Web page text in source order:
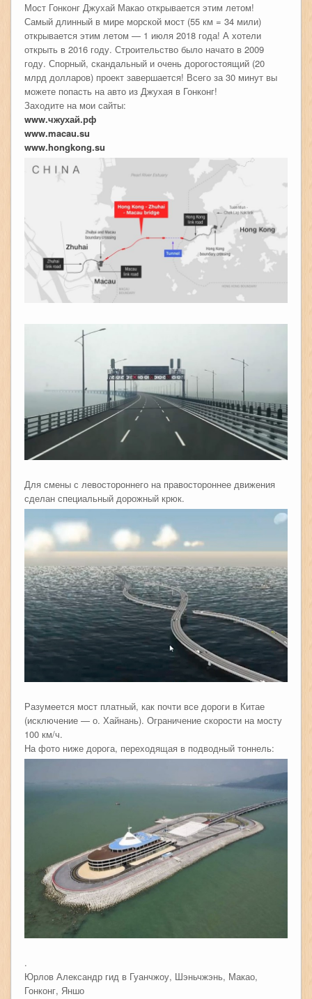
Мост Гонконг Джухай Макао открывается этим летом!
Самый длинный в мире морской мост (55 км = 34 мили)
открывается этим летом — 1 июля 2018 года! А хотели
открыть в 2016 году. Строительство было начато в 2009
году. Спорный, скандальный и очень дорогостоящий (20
млрд долларов) проект завершается! Всего за 30 минут вы
можете попасть на авто из Джухая в Гонконг!
Заходите на мои сайты:
www.чжухай.рф
www.macau.su
www.hongkong.su
Для смены с левостороннего на правостороннее движения
сделан специальный дорожный крюк.
Разумеется мост платный, как почти все дороги в Китае
(исключение — о. Хайнань). Ограничение скорости на мосту
100 км/ч.
На фото ниже дорога, переходящая в подводный тоннель:
.
Юрлов Александр гид в Гуанчжоу, Шэньчжэнь, Макао,
Гонконг, Яншо